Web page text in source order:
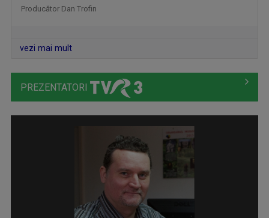
Teme medicale de interes și invitați ...
PIPER PE LIMBĂ
Producător Dan Trofin
vezi mai mult
PREZENTATORI